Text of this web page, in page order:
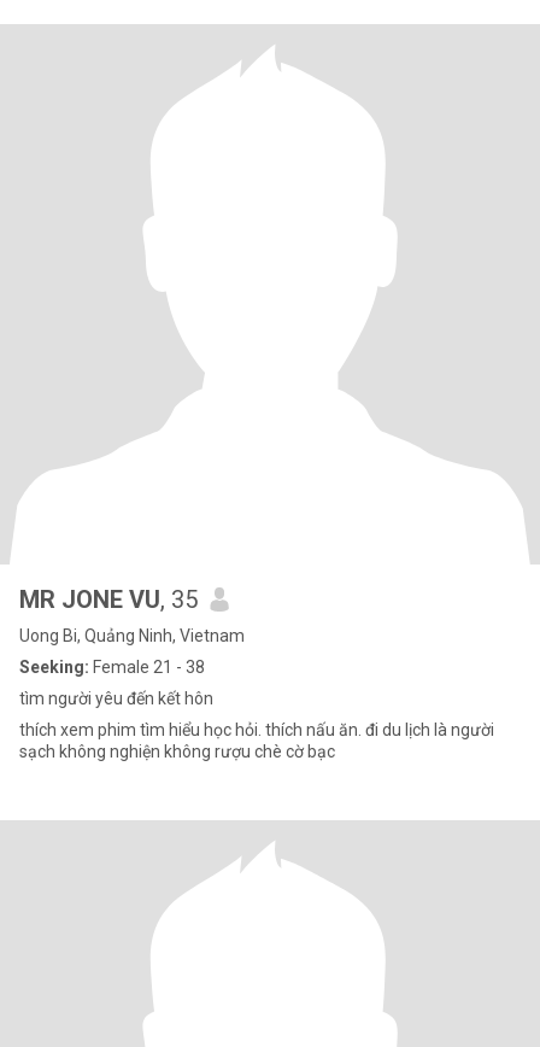
MR JONE VU, 35
Uong Bi, Quảng Ninh, Vietnam
Seeking: Female 21 - 38
tìm người yêu đến kết hôn
thích xem phim tìm hiểu học hỏi. thích nấu ăn. đi du lịch là người
sạch không nghiện không rượu chè cờ bạc